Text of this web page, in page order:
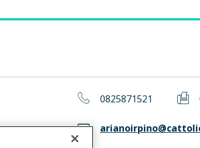
0825871521